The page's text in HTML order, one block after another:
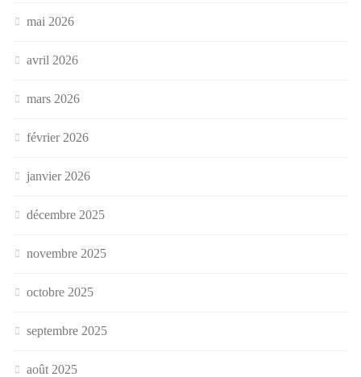
mai 2026
avril 2026
mars 2026
février 2026
janvier 2026
décembre 2025
novembre 2025
octobre 2025
septembre 2025
août 2025